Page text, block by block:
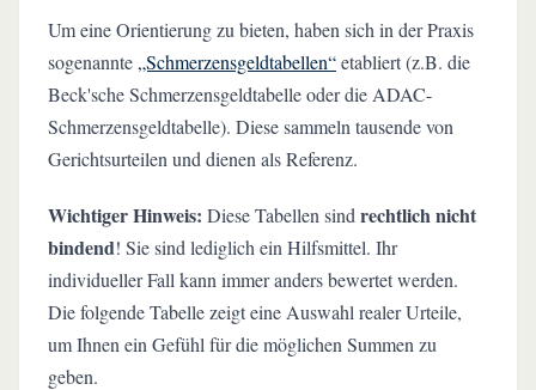
Um eine Orientierung zu bieten, haben sich in der Praxis
sogenannte „Schmerzensgeldtabellen“etabliert (z.B. die
Beck'sche Schmerzensgeldtabelle oder die ADAC-
Schmerzensgeldtabelle). Diese sammeln tausende von
Gerichtsurteilen und dienen als Referenz.
Wichtiger Hinweis: Diese Tabellen sind rechtlich nicht
bindend! Sie sind lediglich ein Hilfsmittel. Ihr
individueller Fall kann immer anders bewertet werden.
Die folgende Tabelle zeigt eine Auswahl realer Urteile,
um Ihnen ein Gefühl für die möglichen Summen zu
geben.